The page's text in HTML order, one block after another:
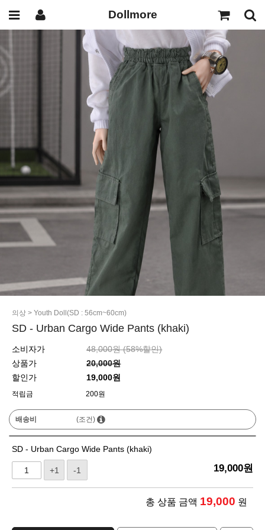
Dollmore
의상 > Youth Doll(SD : 56cm~60cm)
SD - Urban Cargo Wide Pants (khaki)
소비자가 48,000원 (58%할인)
상품가
20,000원
할인가
19,000원
적립금 200원
배송비 (조건)
SD - Urban Cargo Wide Pants (khaki)
+1 -1 19,000원
총 상품 금액 19,000 원